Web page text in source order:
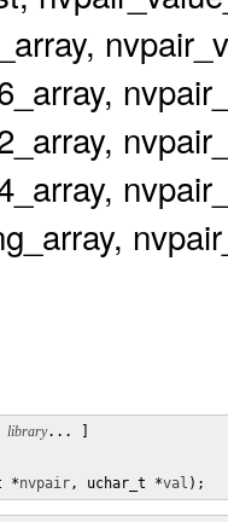
library... ]
*nvpair, uchar_t *val );